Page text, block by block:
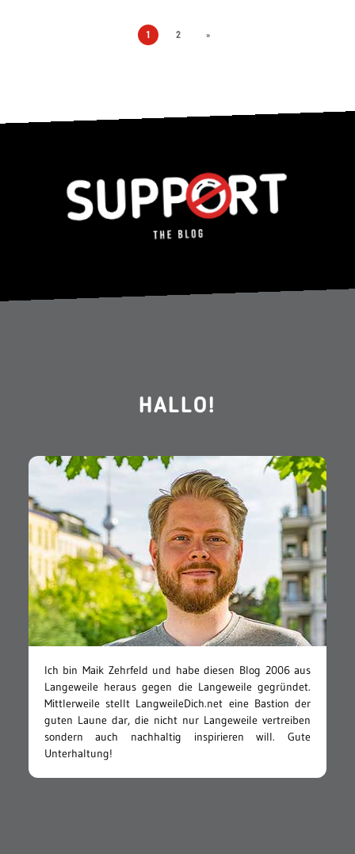
1 2 »
HALLO!
Ich bin Maik Zehrfeld und habe diesen Blog 2006 aus
Langeweile heraus gegen die Langeweile gegründet.
Mittlerweile stellt LangweileDich.net eine Bastion der
guten Laune dar, die nicht nur Langeweile vertreiben
sondern auch nachhaltig inspirieren will. Gute
Unterhaltung!